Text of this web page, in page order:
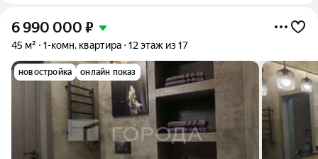
6 990 000 ₽
45 м² 1-комн. квартира 12 этаж из 17
новостройка онлайн показ